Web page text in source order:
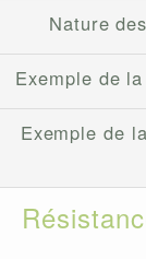
Nature
Exemple de
Exemple de